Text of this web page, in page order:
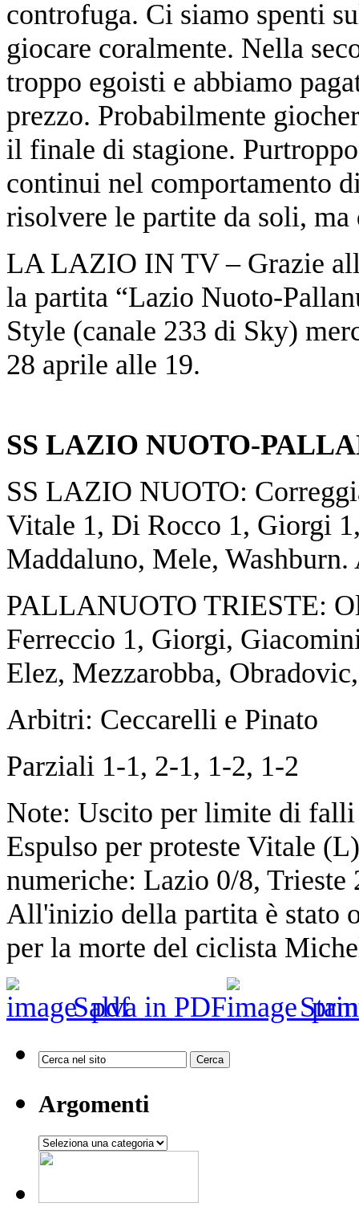
controfuga. Ci siamo spenti
giocare coralmente. Nella
troppo egoisti e abbiamo
prezzo. Probabilmente
il finale di stagione.
continui nel comportamento
risolvere le partite da soli,
LA LAZIO IN TV – Grazie
la partita “Lazio Nuoto-
Style (canale 233 di Sky)
28 aprile alle 19.
SS LAZIO NUOTO-
SS LAZIO NUOTO:
Vitale 1, Di Rocco 1, Giorgi
Maddaluno, Mele,
PALLANUOTO TRIESTE:
Ferreccio 1, Giorgi,
Elez, Mezzarobba,
Arbitri: Ceccarelli e Pinato
Parziali 1-1, 2-1, 1-2, 1-2
Note: Uscito per limite di
Espulso per proteste Vitale
numeriche: Lazio 0/8,
All'inizio della partita è stato
per la morte del ciclista
Salva in PDF
Argomenti
Argomenti